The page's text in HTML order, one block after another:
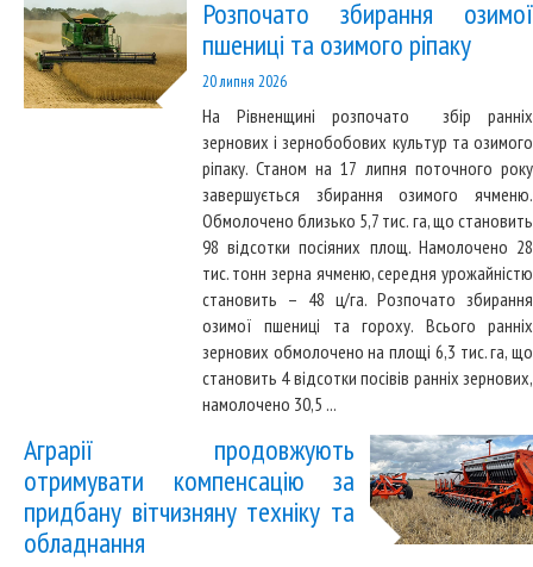
Розпочато збирання озимої
пшениці та озимого ріпаку
20 липня 2026
На Рівненщині розпочато збір ранніх
зернових і зернобобових культур та озимого
ріпаку. Станом на 17 липня поточного року
завершується збирання озимого ячменю.
Обмолочено близько 5,7 тис. га, що становить
98 відсотки посіяних площ. Намолочено 28
тис. тонн зерна ячменю, середня урожайністю
становить – 48 ц/га. Розпочато збирання
озимої пшениці та гороху. Всього ранніх
зернових обмолочено на площі 6,3 тис. га, що
становить 4 відсотки посівів ранніх зернових,
намолочено 30,5 ...
Аграрії продовжують
отримувати компенсацію за
придбану вітчизняну техніку та
обладнання